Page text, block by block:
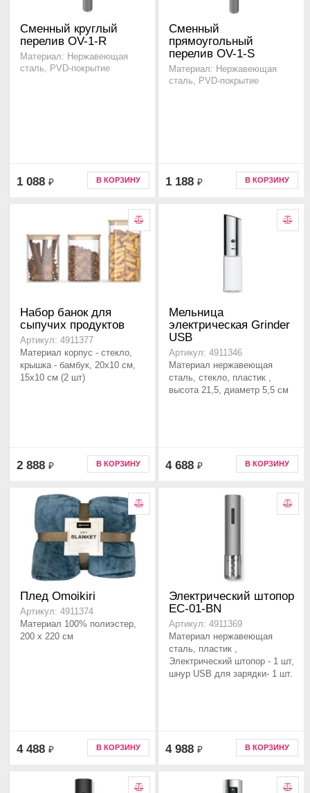
Сменный круглый
перелив OV-1-R
Материал: Нержавеющая
сталь, PVD-покрытие
1 088 ₽ В КОРЗИНУ
Сменный
прямоугольный
перелив OV-1-S
Материал: Нержавеющая
сталь, PVD-покрытие
1 188 ₽ В КОРЗИНУ
Набор банок для
сыпучих продуктов
Артикул: 4911377
Материал корпус - стекло,
крышка - бамбук, 20х10 см,
15х10 см (2 шт)
2 888 ₽ В КОРЗИНУ
Мельница
электрическая Grinder
USB
Артикул: 4911346
Материал нержавеющая
сталь, стекло, пластик ,
высота 21,5, диаметр 5,5 см
4 688 ₽ В КОРЗИНУ
Плед Omoikiri
Артикул: 4911374
Материал 100% полиэстер,
200 x 220 см
4 488 ₽ В КОРЗИНУ
Электрический штопор
EC-01-BN
Артикул: 4911369
Материал нержавеющая
сталь, пластик ,
Электрический штопор - 1 шт,
шнур USB для зарядки- 1 шт.
4 988 ₽ В КОРЗИНУ